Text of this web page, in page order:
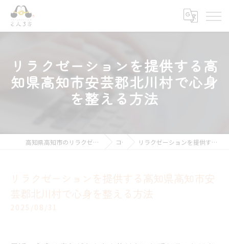
リラクゼーションを提供する高
知県高知市安芸郡北川村で心身
を整える方法
高知県高知市のリラクゼーションならキモチ上がるカラダ改善 2人3客 コラム リラクゼーションを提供する高知県高知市安芸郡北川村で心身を整える方法
リラクゼーションを提供する高知県高知市安
芸郡北川村で心身を整える方法
2025/08/31